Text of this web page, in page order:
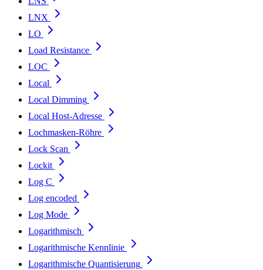
LNX
LO
Load Resistance
LOC
Local
Local Dimming
Local Host-Adresse
Lochmasken-Röhre
Lock Scan
Lockit
Log C
Log encoded
Log Mode
Logarithmisch
Logarithmische Kennlinie
Logarithmische Quantisierung